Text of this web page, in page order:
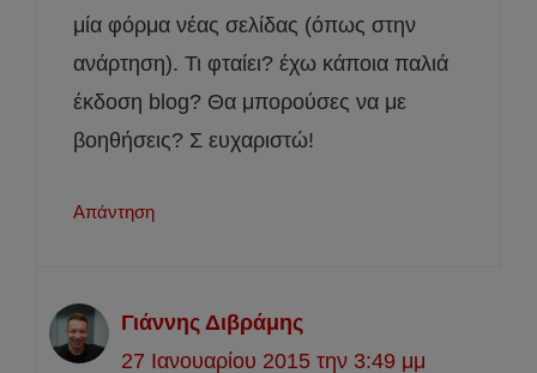
μία φόρμα νέας σελίδας (όπως στην
ανάρτηση). Τι φταίει? έχω κάποια παλιά
έκδοση blog? Θα μπορούσες να με
βοηθήσεις? Σ ευχαριστώ!
Απάντηση
Γιάννης Διβράμης
27 Ιανουαρίου 2015 την 3:49 μμ